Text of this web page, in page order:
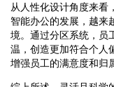
从人性化设计角度来看
智能办公的发展，越来
境。通过分区系统，员
温，创造更加符合个人
增强员工的满意度和归